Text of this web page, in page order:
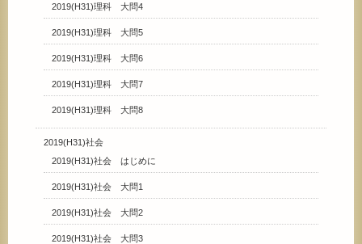
2019(H31)理科 大問4
2019(H31)理科 大問5
2019(H31)理科 大問6
2019(H31)理科 大問7
2019(H31)理科 大問8
2019(H31)社会
2019(H31)社会 はじめに
2019(H31)社会 大問1
2019(H31)社会 大問2
2019(H31)社会 大問3